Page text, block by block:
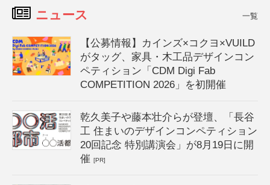
ニュース 一覧
【公募情報】カインズ×コクヨ×VUILD
がタッグ、家具・木工品デザインコン
ペティション「CDM Digi Fab
COMPETITION 2026」を初開催
乾久美子や藤本壮介らが登壇、「長谷
工 住まいのデザインコンペティション
20回記念 特別講演会」が8月19日に開
催[PR]